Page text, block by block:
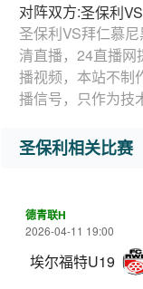
对阵双方:圣保利
圣保利VS拜仁慕
清直播，24直播网
播视频，本站不制
播信号，只作为技
圣保利相关比赛
德青联H
2026-04-11 19:00
埃尔福特U19